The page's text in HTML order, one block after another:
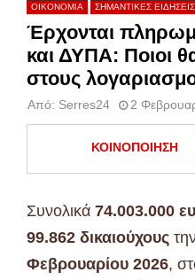
ΟΙΚΟΝΟΜΙΑ ΣΗΜΑΝΤΙΚΕΣ ΕΙΔΗΣΕΙΣ
Έρχονται
και ΔΥΠΑ: Ποιοι
στους
Από: Serres24 2
ΚΟΙΝΟΠΟΊΗΣΗ
Συνολικά 74.003.000
99.862 δικαιούχους
Φεβρουαρίου 2026,